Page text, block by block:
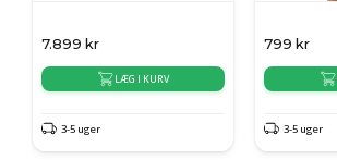
7.899 kr
LÆG I KURV
3-5 uger
799 kr
3-5 uger